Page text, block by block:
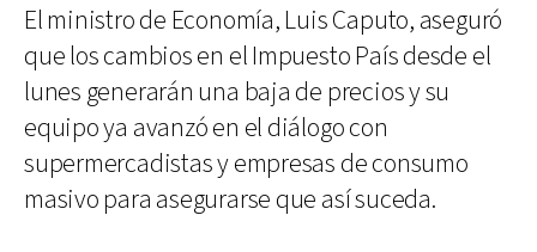
El ministro de Economía, Luis Caputo, aseguró
que los cambios en el Impuesto País desde el
lunes generarán una baja de precios y su
equipo ya avanzó en el diálogo con
supermercadistas y empresas de consumo
masivo para asegurarse que así suceda.